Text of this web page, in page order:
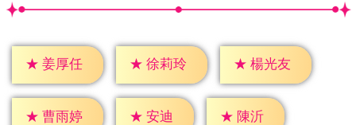
★ 姜厚任 ★ 徐莉玲 ★ 楊光友
★ 曹雨婷 ★ 安迪 ★ 陳沂